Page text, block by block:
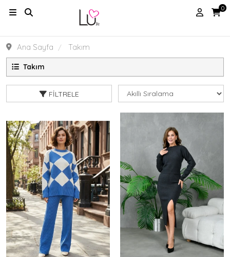
0
Ana Sayfa Takım
Takım
FILTRELE